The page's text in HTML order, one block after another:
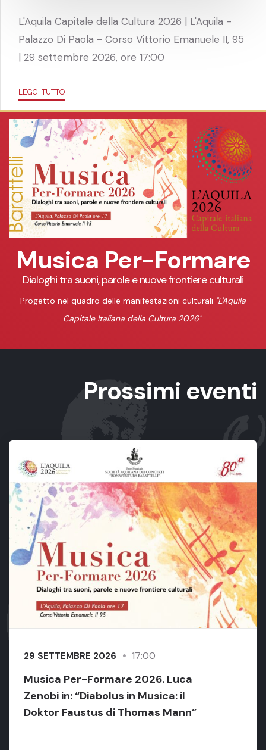
L'Aquila Capitale della Cultura 2026 | L'Aquila -
Palazzo Di Paola - Corso Vittorio Emanuele II, 95
| 29 settembre 2026, ore 17:00
LEGGI TUTTO
Musica Per-Formare
Dialoghi tra suoni, parole e nuove frontiere culturali
Progetto nel quadro delle manifestazioni culturali "L'Aquila
Capitale Italiana della Cultura 2026".
Prossimi eventi
29 SETTEMBRE 2026 17:00
Musica Per-Formare 2026. Luca
Zenobi in: “Diabolus in Musica: il
Doktor Faustus di Thomas Mann”